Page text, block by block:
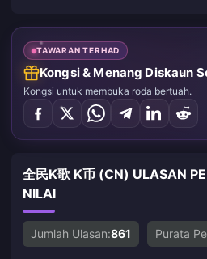
TAWARAN TERHAD
Kongsi & Menang Diskaun
Kongsi untuk membuka roda bertuah.
全民K歌 K币 (CN) ULASAN
NILAI
Jumlah Ulasan:861 Purata